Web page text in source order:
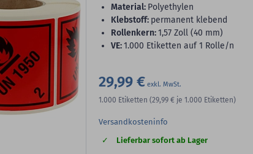
Material: Polyethylen
Klebstoff: permanent klebend
Rollenkern:1,57 Zoll (40 mm)
VE:1.000 Etiketten auf 1 Rolle/n
29,99 €
1.000 Etiketten (29,99 € je 1.000 Etiketten)
Versandkosteninfo
Lieferbar sofort ab Lager